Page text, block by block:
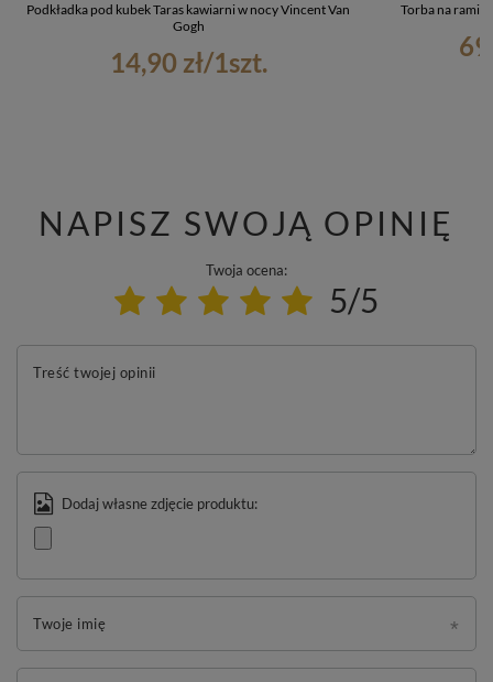
Podkładka pod kubek Taras kawiarni w nocy Vincent Van
Gogh
14,90 zł/1szt.
Torba na ramię
NAPISZ SWOJĄ OPINIĘ
Twoja ocena:
5/5
Treść twojej opinii
Dodaj własne zdjęcie produktu:
Twoje imię